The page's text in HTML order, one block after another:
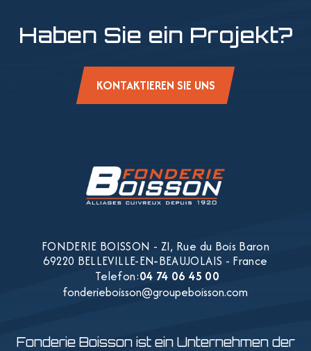
Haben Sie ein Projekt?
KONTAKTIEREN SIE UNS
FONDERIE BOISSON - ZI, Rue du Bois Baron
-
69220 BELLEVILLE-EN-BEAUJOLAIS - France
Telefon:04 74 06 45 00
fonderieboisson@groupeboisson.com
Fonderie Boisson ist ein Unternehmen der